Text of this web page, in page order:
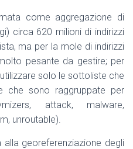
come aggregazione di
circa 620 milioni di indirizzi
ma per la mole di indirizzi
pesante da gestire; per
solo le sottoliste che
sono raggruppate per
attack, malware,
unroutable).
alla georeferenziazione degli